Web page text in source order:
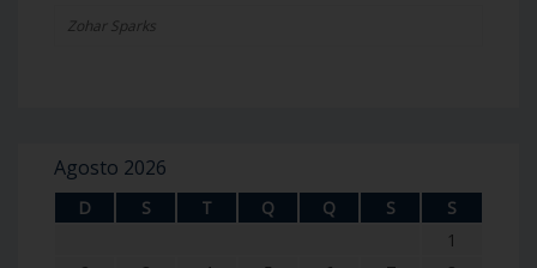
Zohar Sparks
Agosto 2026
D S T Q Q S S
1